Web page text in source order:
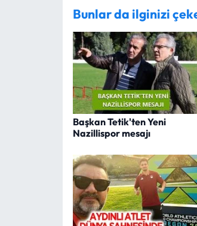
Bunlar da ilginizi
Başkan Tetik'ten Yeni
Nazillispor mesajı